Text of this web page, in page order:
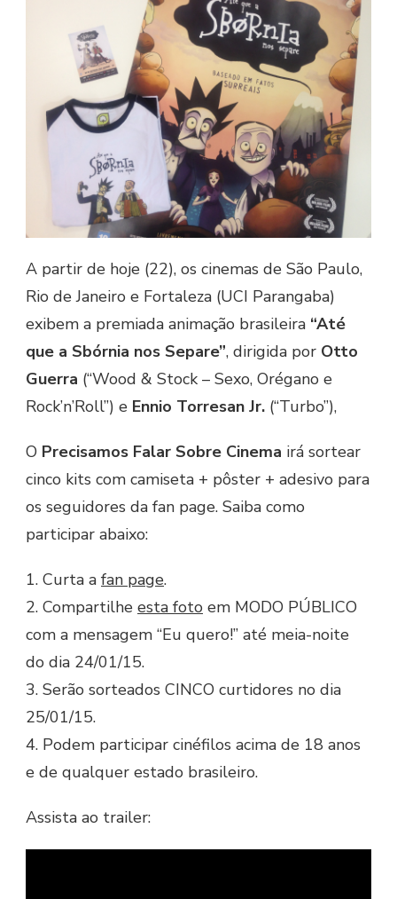
A partir de hoje (22), os cinemas de São Paulo,
Rio de Janeiro e Fortaleza (UCI Parangaba)
exibem a premiada animação brasileira “Até
que a Sbórnia nos Separe”, dirigida por Otto
Guerra (“Wood & Stock – Sexo, Orégano e
Rock’n’Roll”) e Ennio Torresan Jr. (“Turbo”),
O Precisamos Falar Sobre Cinema irá sortear
cinco kits com camiseta + pôster + adesivo para
os seguidores da fan page. Saiba como
participar abaixo:
1. Curta a fan page.
2. Compartilhe esta foto em MODO PÚBLICO
com a mensagem “Eu quero!” até meia-noite
do dia 24/01/15.
3. Serão sorteados CINCO curtidores no dia
25/01/15.
4. Podem participar cinéfilos acima de 18 anos
e de qualquer estado brasileiro.
Assista ao trailer: